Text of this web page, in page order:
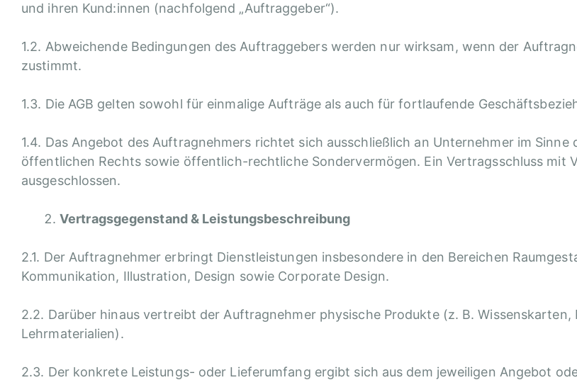
und ihren Kund:innen (nachfolgend „Auftraggeber“).
1.2. Abweichende Bedingungen des Auftraggebers werden nur wirksam, wenn der
zustimmt.
1.3. Die AGB gelten sowohl für einmalige Aufträge als auch für fortlaufende
1.4. Das Angebot des Auftragnehmers richtet sich ausschließlich an Unternehmer im Sinne
öffentlichen Rechts sowie öffentlich-rechtliche Sondervermögen. Ein Vertragsschluss mit
ausgeschlossen.
Vertragsgegenstand & Leistungsbeschreibung
2.1. Der Auftragnehmer erbringt Dienstleistungen insbesondere in den Bereichen
Kommunikation, Illustration, Design sowie Corporate Design.
2.2. Darüber hinaus vertreibt der Auftragnehmer physische Produkte (z. B.
Lehrmaterialien).
2.3. Der konkrete Leistungs- oder Lieferumfang ergibt sich aus dem jeweiligen Angebot